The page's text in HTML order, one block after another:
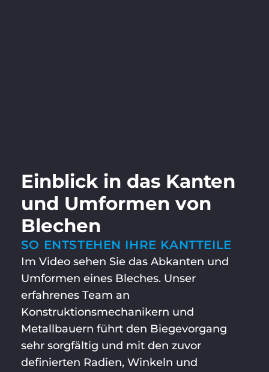
Einblick in das Kanten
und Umformen von
Blechen
SO ENTSTEHEN IHRE KANTTEILE
Im Video sehen Sie das Abkanten und
Umformen eines Bleches. Unser
erfahrenes Team an
Konstruktionsmechanikern und
Metallbauern führt den Biegevorgang
sehr sorgfältig und mit den zuvor
definierten Radien, Winkeln und